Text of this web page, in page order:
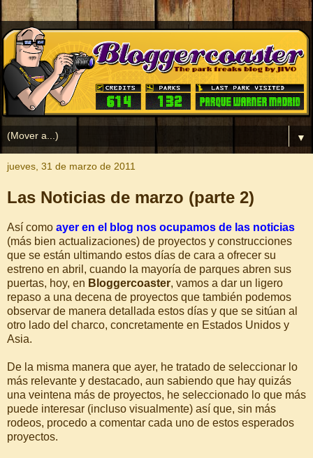
▼
jueves, 31 de marzo de 2011
Las Noticias de marzo (parte 2)
Así como ayer en el blog nos ocupamos de las noticias
(más bien actualizaciones) de proyectos y construcciones
que se están ultimando estos días de cara a ofrecer su
estreno en abril, cuando la mayoría de parques abren sus
puertas, hoy, en Bloggercoaster, vamos a dar un ligero
repaso a una decena de proyectos que también podemos
observar de manera detallada estos días y que se sitúan al
otro lado del charco, concretamente en Estados Unidos y
Asia.
De la misma manera que ayer, he tratado de seleccionar lo
más relevante y destacado, aun sabiendo que hay quizás
una veintena más de proyectos, he seleccionado lo que más
puede interesar (incluso visualmente) así que, sin más
rodeos, procedo a comentar cada uno de estos esperados
proyectos.